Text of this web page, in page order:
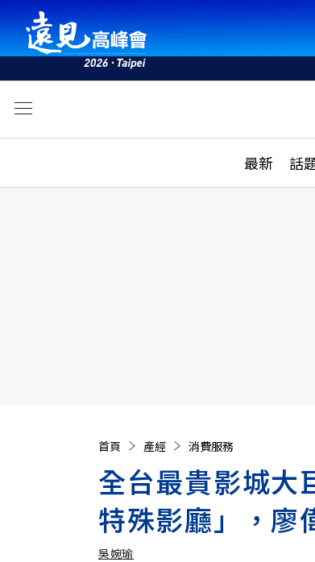
最新 話
活動
首頁 產經 消費服務
全台最貴影城大
特殊影廳」，廖
吳婉瑜